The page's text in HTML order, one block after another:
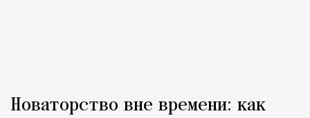
Новаторство вне времени: как